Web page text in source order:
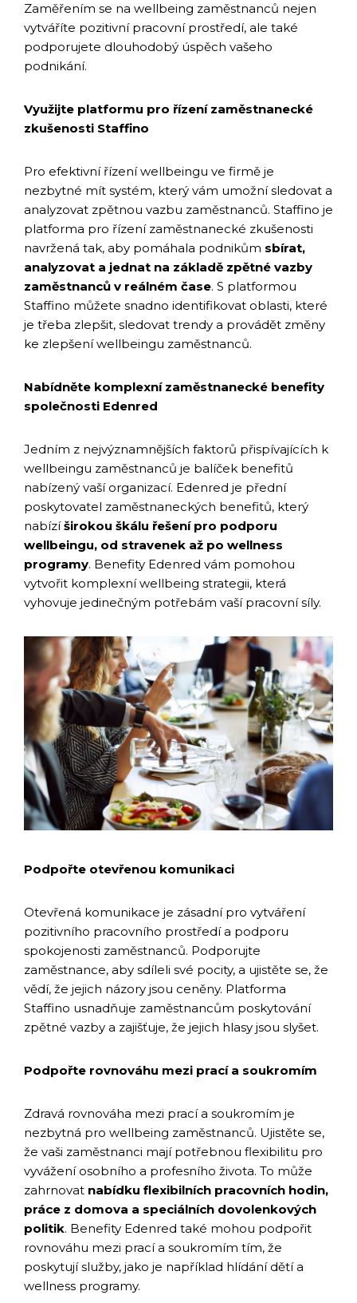
Zaměřením se na wellbeing zaměstnanců nejen
vytváříte pozitivní pracovní prostředí, ale také
podporujete dlouhodobý úspěch vašeho
podnikání.
Využijte platformu pro řízení zaměstnanecké
zkušenosti Staffino
Pro efektivní řízení wellbeingu ve firmě je
nezbytné mít systém, který vám umožní sledovat a
analyzovat zpětnou vazbu zaměstnanců. Staffino je
platforma pro řízení zaměstnanecké zkušenosti
navržená tak, aby pomáhala podnikům sbírat,
analyzovat a jednat na základě zpětné vazby
zaměstnanců v reálném čase. S platformou
Staffino můžete snadno identifikovat oblasti, které
je třeba zlepšit, sledovat trendy a provádět změny
ke zlepšení wellbeingu zaměstnanců.
Nabídněte komplexní zaměstnanecké benefity
společnosti Edenred
Jedním z nejvýznamnějších faktorů přispívajících k
wellbeingu zaměstnanců je balíček benefitů
nabízený vaší organizací. Edenred je přední
poskytovatel zaměstnaneckých benefitů, který
nabízíširokou škálu řešení pro podporu
wellbeingu, od stravenek až po wellness
programy. Benefity Edenred vám pomohou
vytvořit komplexní wellbeing strategii, která
vyhovuje jedinečným potřebám vaší pracovní síly.
Podpořte otevřenou komunikaci
Otevřená komunikace je zásadní pro vytváření
pozitivního pracovního prostředí a podporu
spokojenosti zaměstnanců. Podporujte
zaměstnance, aby sdíleli své pocity, a ujistěte se, že
vědí, že jejich názory jsou ceněny. Platforma
Staffino usnadňuje zaměstnancům poskytování
zpětné vazby a zajišťuje, že jejich hlasy jsou slyšet.
Podpořte rovnováhu mezi prací a soukromím
Zdravá rovnováha mezi prací a soukromím je
nezbytná pro wellbeing zaměstnanců. Ujistěte se,
že vaši zaměstnanci mají potřebnou flexibilitu pro
vyvážení osobního a profesního života. To může
zahrnovat nabídku flexibilních pracovních hodin,
práce z domova a speciálních dovolenkových
politik. Benefity Edenred také mohou podpořit
rovnováhu mezi prací a soukromím tím, že
poskytují služby, jako je například hlídání dětí a
wellness programy.